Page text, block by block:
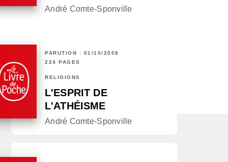
André Comte-Sponville
PARUTION : 01/10/2008
224 PAGES
RELIGIONS
L'ESPRIT DE
L'ATHÉISME
André Comte-Sponville